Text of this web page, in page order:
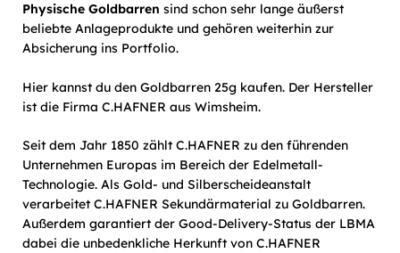
Physische Goldbarren sind schon sehr lange äußerst
beliebte Anlageprodukte und gehören weiterhin zur
Absicherung ins Portfolio.
Hier kannst du den Goldbarren 25g kaufen. Der Hersteller
ist die Firma C.HAFNER aus Wimsheim.
Seit dem Jahr 1850 zählt C.HAFNER zu den führenden
Unternehmen Europas im Bereich der Edelmetall-
Technologie. Als Gold- und Silberscheideanstalt
verarbeitet C.HAFNER Sekundärmaterial zu Goldbarren.
Außerdem garantiert der Good-Delivery-Status der LBMA
dabei die unbedenkliche Herkunft von C.HAFNER